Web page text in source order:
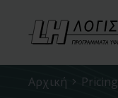
Αρχική Pricing